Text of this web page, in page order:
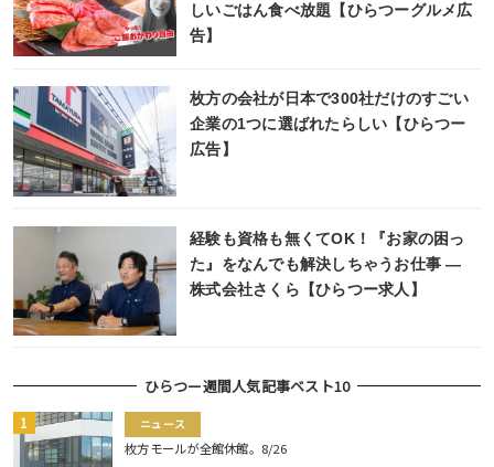
しいごはん食べ放題【ひらつーグルメ広
告】
枚方の会社が日本で300社だけのすごい
企業の1つに選ばれたらしい【ひらつー
広告】
経験も資格も無くてOK！『お家の困っ
た』をなんでも解決しちゃうお仕事 ―
株式会社さくら【ひらつー求人】
ひらつー週間人気記事ベスト10
ニュース
枚方モールが全館休館。8/26